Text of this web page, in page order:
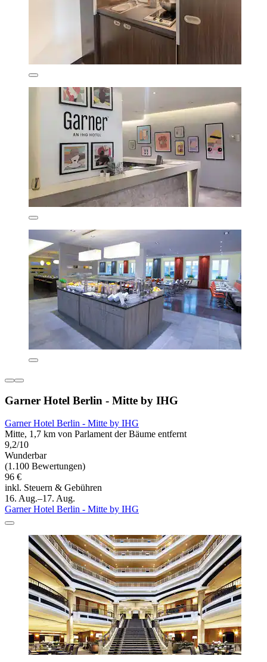
Garner Hotel Berlin - Mitte by IHG
Garner Hotel Berlin - Mitte by IHG
Mitte, 1,7 km von Parlament der Bäume entfernt
9,2/10
Wunderbar
(1.100 Bewertungen)
96 €
inkl. Steuern & Gebühren
16. Aug.–17. Aug.
Garner Hotel Berlin - Mitte by IHG